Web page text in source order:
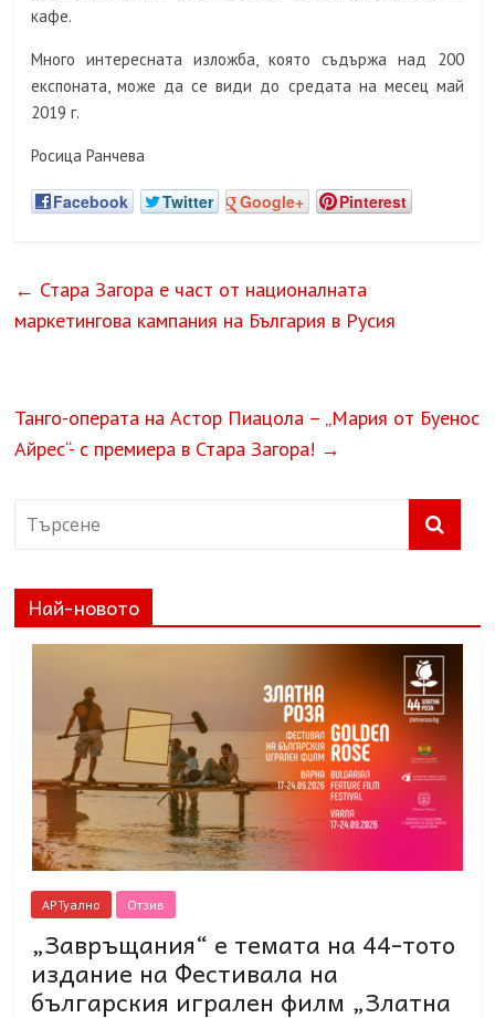
кафе.
Много интересната изложба, която съдържа над 200
експоната, може да се види до средата на месец май
2019 г.
Росица Ранчева
Facebook Twitter Google+ Pinterest
← Стара Загора е част от националната
маркетингова кампания на България в Русия
Танго-операта на Астор Пиацола – „Мария от Буенос
Айрес“- с премиера в Стара Загора! →
Най-новото
АРТуално Отзив
„Завръщания“ е темата на 44-тото
издание на Фестивала на
българския игрален филм „Златна